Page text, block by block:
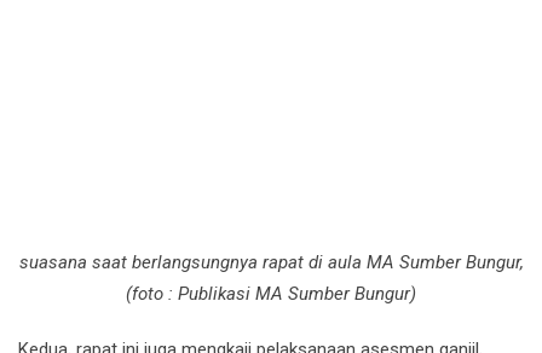
suasana saat berlangsungnya rapat di aula MA Sumber Bungur,
(foto : Publikasi MA Sumber Bungur)